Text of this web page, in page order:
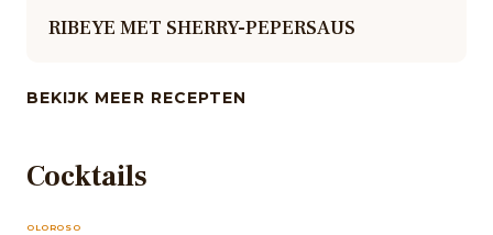
RIBEYE MET SHERRY-PEPERSAUS
BEKIJK MEER RECEPTEN
Cocktails
OLOROSO